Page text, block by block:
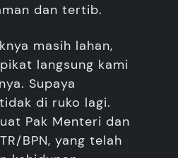
dan tertib.
masih lahan,
langsung kami
Supaya
di ruko lagi.
Pak Menteri dan
BPN, yang telah